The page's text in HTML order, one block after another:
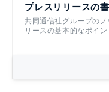
プレスリリースの
共同通信社グループの
リースの基本的なポイン